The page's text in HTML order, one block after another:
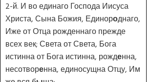
2-й. И во единаго Господа Иисуса
Христа, Сына Божия, Единороднаго,
Иже от Отца рожденнаго прежде
всех век; Света от Света, Бога
истинна от Бога истинна, рожденна,
несотворенна, единосущна Отцу, Им